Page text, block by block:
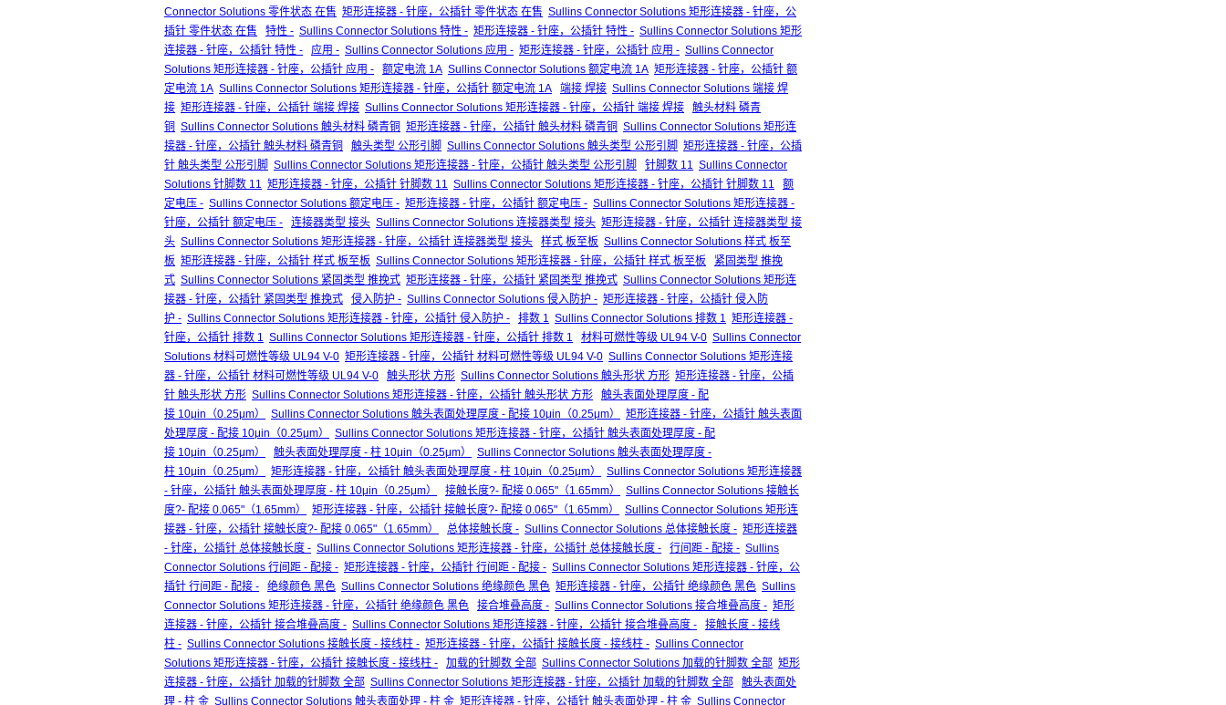
Connector Solutions 零件状态 在售 矩形连接器 - 针座，公插针 零件状态 在售 Sullins Connector Solutions 矩形连接器 - 针座，公
插针 零件状态 在售
特性 - Sullins Connector Solutions 特性 - 矩形连接器 - 针座，公插针 特性 - Sullins Connector Solutions 矩形
连接器 - 针座，公插针 特性 -
应用 - Sullins Connector Solutions 应用 - 矩形连接器 - 针座，公插针 应用 - Sullins Connector
Solutions 矩形连接器 - 针座，公插针 应用 -
额定电流 1A Sullins Connector Solutions 额定电流 1A 矩形连接器 - 针座，公插针 额
定电流 1A Sullins Connector Solutions 矩形连接器 - 针座，公插针 额定电流 1A 端接 焊接 Sullins Connector Solutions 端接 焊
接 矩形连接器 - 针座，公插针 端接 焊接 Sullins Connector Solutions 矩形连接器 - 针座，公插针 端接 焊接
触头材料 磷青
铜 Sullins Connector Solutions 触头材料 磷青铜 矩形连接器 - 针座，公插针 触头材料 磷青铜 Sullins Connector Solutions 矩形连
接器 - 针座，公插针 触头材料 磷青铜
触头类型 公形引脚 Sullins Connector Solutions 触头类型 公形引脚 矩形连接器 - 针座，公插
针 触头类型 公形引脚 Sullins Connector Solutions 矩形连接器 - 针座，公插针 触头类型 公形引脚 针脚数 11 Sullins Connector
Solutions 针脚数 11 矩形连接器 - 针座，公插针 针脚数 11 Sullins Connector Solutions 矩形连接器 - 针座，公插针 针脚数 11
额
定电压 - Sullins Connector Solutions 额定电压 - 矩形连接器 - 针座，公插针 额定电压 - Sullins Connector Solutions 矩形连接器 -
针座，公插针 额定电压 -
连接器类型 接头 Sullins Connector Solutions 连接器类型 接头 矩形连接器 - 针座，公插针 连接器类型 接
头 Sullins Connector Solutions 矩形连接器 - 针座，公插针 连接器类型 接头 样式 板至板 Sullins Connector Solutions 样式 板至
板 矩形连接器 - 针座，公插针 样式 板至板 Sullins Connector Solutions 矩形连接器 - 针座，公插针 样式 板至板
紧固类型 推挽
式 Sullins Connector Solutions 紧固类型 推挽式 矩形连接器 - 针座，公插针 紧固类型 推挽式 Sullins Connector Solutions 矩形连
接器 - 针座，公插针 紧固类型 推挽式
侵入防护 - Sullins Connector Solutions 侵入防护 - 矩形连接器 - 针座，公插针 侵入防
护 - Sullins Connector Solutions 矩形连接器 - 针座，公插针 侵入防护 - 排数 1 Sullins Connector Solutions 排数 1 矩形连接器 -
针座，公插针 排数 1 Sullins Connector Solutions 矩形连接器 - 针座，公插针 排数 1 材料可燃性等级 UL94 V-0 Sullins Connector
Solutions 材料可燃性等级 UL94 V-0 矩形连接器 - 针座，公插针 材料可燃性等级 UL94 V-0 Sullins Connector Solutions 矩形连接
器 - 针座，公插针 材料可燃性等级 UL94 V-0
触头形状 方形 Sullins Connector Solutions 触头形状 方形 矩形连接器 - 针座，公插
针 触头形状 方形 Sullins Connector Solutions 矩形连接器 - 针座，公插针 触头形状 方形
触头表面处理厚度 - 配
接 10μin（0.25μm）
Sullins Connector Solutions 触头表面处理厚度 - 配接 10μin（0.25μm）
矩形连接器 - 针座，公插针 触头表面
处理厚度 - 配接 10μin（0.25μm）
Sullins Connector Solutions 矩形连接器 - 针座，公插针 触头表面处理厚度 - 配
接 10μin（0.25μm）
触头表面处理厚度 - 柱 10μin（0.25μm）
Sullins Connector Solutions 触头表面处理厚度 -
柱 10μin（0.25μm）
矩形连接器 - 针座，公插针 触头表面处理厚度 - 柱 10μin（0.25μm）
Sullins Connector Solutions 矩形连接器
- 针座，公插针 触头表面处理厚度 - 柱 10μin（0.25μm）
接触长度?- 配接 0.065"（1.65mm）
Sullins Connector Solutions 接触长
度?- 配接 0.065"（1.65mm）
矩形连接器 - 针座，公插针 接触长度?- 配接 0.065"（1.65mm）
Sullins Connector Solutions 矩形连
接器 - 针座，公插针 接触长度?- 配接 0.065"（1.65mm）
总体接触长度 - Sullins Connector Solutions 总体接触长度 - 矩形连接器
- 针座，公插针 总体接触长度 - Sullins Connector Solutions 矩形连接器 - 针座，公插针 总体接触长度 - 行间距 - 配接 - Sullins
Connector Solutions 行间距 - 配接 - 矩形连接器 - 针座，公插针 行间距 - 配接 - Sullins Connector Solutions 矩形连接器 - 针座，公
插针 行间距 - 配接 -
绝缘颜色 黑色 Sullins Connector Solutions 绝缘颜色 黑色 矩形连接器 - 针座，公插针 绝缘颜色 黑色 Sullins
Connector Solutions 矩形连接器 - 针座，公插针 绝缘颜色 黑色
接合堆叠高度 - Sullins Connector Solutions 接合堆叠高度 - 矩形
连接器 - 针座，公插针 接合堆叠高度 - Sullins Connector Solutions 矩形连接器 - 针座，公插针 接合堆叠高度 -
接触长度 - 接线
柱 - Sullins Connector Solutions 接触长度 - 接线柱 - 矩形连接器 - 针座，公插针 接触长度 - 接线柱 - Sullins Connector
Solutions 矩形连接器 - 针座，公插针 接触长度 - 接线柱 -
加载的针脚数 全部 Sullins Connector Solutions 加载的针脚数 全部 矩形
连接器 - 针座，公插针 加载的针脚数 全部 Sullins Connector Solutions 矩形连接器 - 针座，公插针 加载的针脚数 全部
触头表面处
理 - 柱 金 Sullins Connector Solutions 触头表面处理 - 柱 金 矩形连接器 - 针座，公插针 触头表面处理 - 柱 金 Sullins Connector